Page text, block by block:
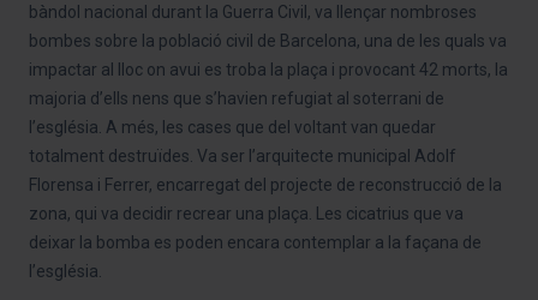
bàndol nacional durant la Guerra Civil, va llençar nombroses
bombes sobre la població civil de Barcelona, una de les quals va
impactar al lloc on avui es troba la plaça i provocant 42 morts, la
majoria d’ells nens que s’havien refugiat al soterrani de
l’església. A més, les cases que del voltant van quedar
totalment destruïdes. Va ser l’arquitecte municipal Adolf
Florensa i Ferrer, encarregat del projecte de reconstrucció de la
zona, qui va decidir recrear una plaça. Les cicatrius que va
deixar la bomba es poden encara contemplar a la façana de
l’església.